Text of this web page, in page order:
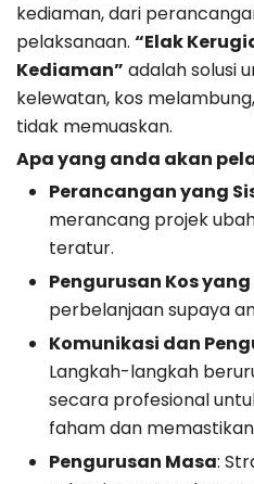
kediaman, dari
pelaksanaan. “Elak
Kediaman” adalah solusi
kelewatan, kos
tidak memuaskan.
Apa yang anda akan
Perancangan yang
merancang projek
teratur.
Pengurusan Kos
perbelanjaan supaya
Komunikasi dan
Langkah-langkah
secara profesional
faham dan
Pengurusan Masa: